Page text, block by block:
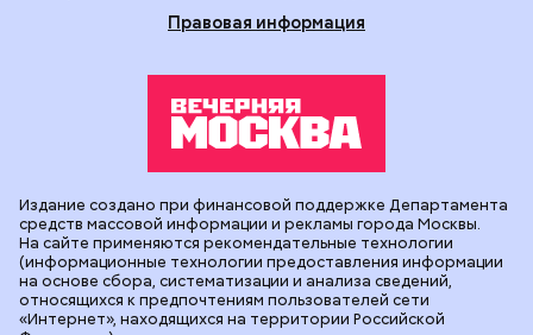
Правовая информация
Издание создано при финансовой поддержке Департамента
средств массовой информации и рекламы города Москвы.
На сайте применяются рекомендательные технологии
(информационные технологии предоставления информации
на основе сбора, систематизации и анализа сведений,
относящихся к предпочтениям пользователей сети
«Интернет», находящихся на территории Российской